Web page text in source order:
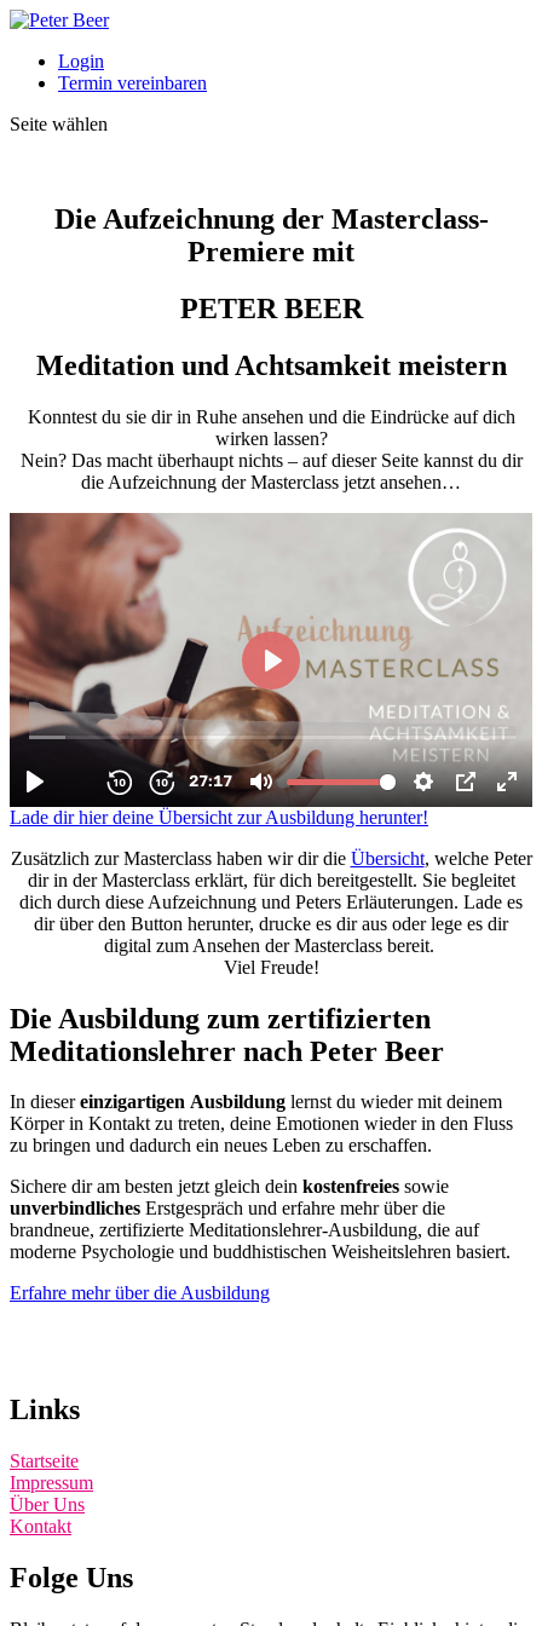
Login
Termin vereinbaren
Seite wählen
Die Aufzeichnung der Masterclass-
Premiere mit
PETER BEER
Meditation und Achtsamkeit meistern
Konntest du sie dir in Ruhe ansehen und die Eindrücke auf dich
wirken lassen?
Nein? Das macht überhaupt nichts – auf dieser Seite kannst du dir
die Aufzeichnung der Masterclass jetzt ansehen…
Lade dir hier deine Übersicht zur Ausbildung herunter!
Zusätzlich zur Masterclass haben wir dir die Übersicht, welche Peter
dir in der Masterclass erklärt, für dich bereitgestellt. Sie begleitet
dich durch diese Aufzeichnung und Peters Erläuterungen. Lade es
dir über den Button herunter, drucke es dir aus oder lege es dir
digital zum Ansehen der Masterclass bereit.
Viel Freude!
Die Ausbildung zum zertifizierten
Meditationslehrer nach Peter Beer
In diesereinzigartigen Ausbildung lernst du wieder mit deinem
Körper in Kontakt zu treten, deine Emotionen wieder in den Fluss
zu bringen und dadurch ein neues Leben zu erschaffen.
Sichere dir am besten jetzt gleich dein kostenfreies sowie
unverbindliches Erstgespräch und erfahre mehr über die
brandneue, zertifizierte Meditationslehrer-Ausbildung, die auf
moderne Psychologie und buddhistischen Weisheitslehren basiert.
Erfahre mehr über die Ausbildung
Links
Startseite
Impressum
Über Uns
Kontakt
Folge Uns